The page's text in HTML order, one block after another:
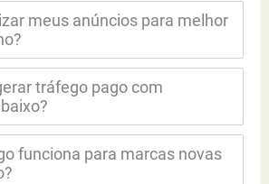
meus anúncios para melhor
tráfego pago com
funciona para marcas novas